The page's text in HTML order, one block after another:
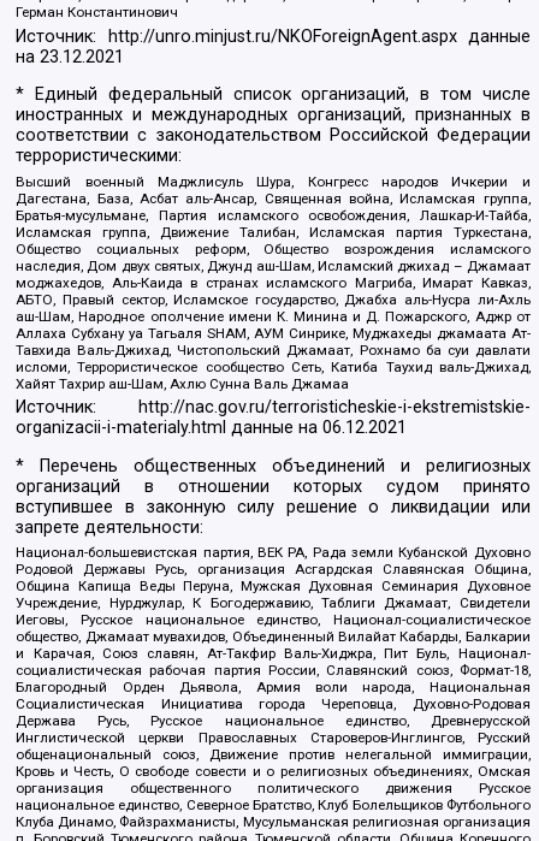
Герман Константинович
Источник: http://unro.minjust.ru/NKOForeignAgent.aspxданные
на23.12.2021
* Единый федеральный список организаций, в том числе
иностранных и международных организаций, признанных в
соответствии с законодательством Российской Федерации
террористическими:
Высший военный Маджлисуль Шура, Конгресс народов Ичкерии и
Дагестана, База, Асбат аль-Ансар, Священная война, Исламская группа,
Братья-мусульмане, Партия исламского освобождения, Лашкар-И-Тайба,
Исламская группа, Движение Талибан, Исламская партия Туркестана,
Общество социальных реформ, Общество возрождения исламского
наследия, Дом двух святых, Джунд аш-Шам, Исламский джихад – Джамаат
моджахедов, Аль-Каида в странах исламского Магриба, Имарат Кавказ,
АБТО, Правый сектор, Исламское государство, Джабха аль-Нусра ли-Ахль
аш-Шам, Народное ополчение имени К. Минина и Д. Пожарского, Аджр от
Аллаха Субхану уа Тагьаля SHAM, АУМ Синрике, Муджахеды джамаата Ат-
Тавхида Валь-Джихад, Чистопольский Джамаат, Рохнамо ба суи давлати
исломи, Террористическое сообщество Сеть, Катиба Таухид валь-Джихад,
Хайят Тахрир аш-Шам, Ахлю Сунна Валь Джамаа
Источник:
http://nac.gov.ru/terroristicheskie-i-ekstremistskie-
organizacii-i-materialy.html данные на06.12.2021
* Перечень общественных объединений и религиозных
организаций в отношении которых судом принято
вступившее в законную силу решение о ликвидации или
запрете деятельности:
Национал-большевистская партия, ВЕК РА, Рада земли Кубанской Духовно
Родовой Державы Русь, организация Асгардская Славянская Община,
Община Капища Веды Перуна, Мужская Духовная Семинария Духовное
Учреждение, Нурджулар, К Богодержавию, Таблиги Джамаат, Свидетели
Иеговы, Русское национальное единство, Национал-социалистическое
общество, Джамаат мувахидов, Объединенный Вилайат Кабарды, Балкарии
и Карачая, Союз славян, Ат-Такфир Валь-Хиджра, Пит Буль, Национал-
социалистическая рабочая партия России, Славянский союз, Формат-18,
Благородный Орден Дьявола, Армия воли народа, Национальная
Социалистическая Инициатива города Череповца, Духовно-Родовая
Держава Русь, Русское национальное единство, Древнерусской
Инглистической церкви Православных Староверов-Инглингов, Русский
общенациональный союз, Движение против нелегальной иммиграции,
Кровь и Честь, О свободе совести и о религиозных объединениях, Омская
организация общественного политического движения Русское
национальное единство, Северное Братство, Клуб Болельщиков Футбольного
Клуба Динамо, Файзрахманисты, Мусульманская религиозная организация